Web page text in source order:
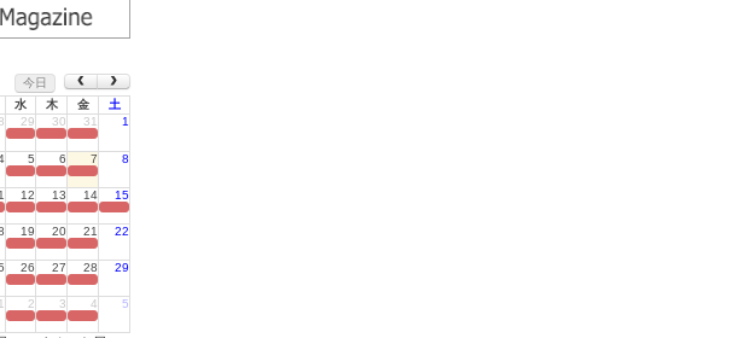
今日
水 木 金
土
29 30 31 1
5 6 7 8
12 13 14 15
19 20 21 22
26 27 28 29
1 2 3 4 5